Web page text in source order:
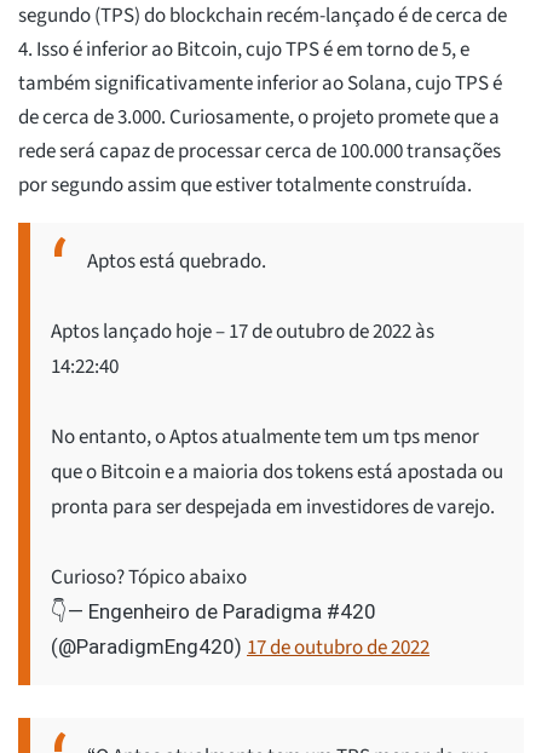
segundo (TPS) do blockchain recém-lançado é de cerca de
4. Isso é inferior ao Bitcoin, cujo TPS é em torno de 5, e
também significativamente inferior ao Solana, cujo TPS é
de cerca de 3.000. Curiosamente, o projeto promete que a
rede será capaz de processar cerca de 100.000 transações
por segundo assim que estiver totalmente construída.
Aptos está quebrado.
Aptos lançado hoje – 17 de outubro de 2022 às
14:22:40
No entanto, o Aptos atualmente tem um tps menor
que o Bitcoin e a maioria dos tokens está apostada ou
pronta para ser despejada em investidores de varejo.
Curioso? Tópico abaixo
👇— Engenheiro de Paradigma #420
(@ParadigmEng420) 17 de outubro de 2022